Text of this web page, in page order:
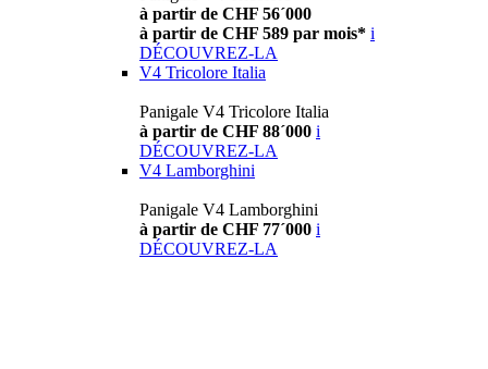
à partir de CHF 56´000
à partir de CHF 589 par mois* i
DÉCOUVREZ-LA
V4 Tricolore Italia
Panigale V4 Tricolore Italia
à partir de CHF 88´000 i
DÉCOUVREZ-LA
V4 Lamborghini
Panigale V4 Lamborghini
à partir de CHF 77´000 i
DÉCOUVREZ-LA